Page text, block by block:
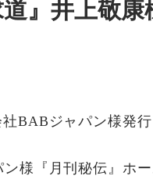
』井上敬康
社BABジャパン様発
ン様『月刊秘伝』ホ